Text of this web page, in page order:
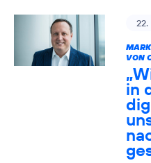
22.
VON
in